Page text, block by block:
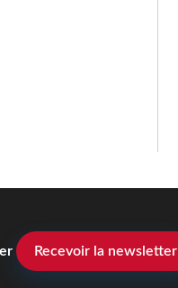
Recevoir la newsletter